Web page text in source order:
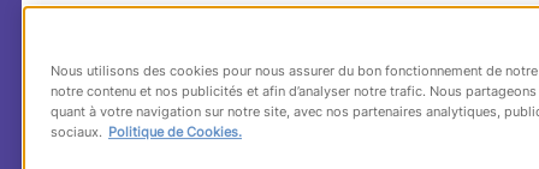
Valley en France ?Le débat de la
clusterisation,déjà évoqué sur l’Atelier de
Nous utilisons des cookies pour nous assurer du bon fonctionnement de
notre contenu et nos publicités et afin d’analyser notre trafic. Nous
quant à votre navigation sur notre site, avec nos partenaires analytiques,
sociaux. Politique de Cookies.